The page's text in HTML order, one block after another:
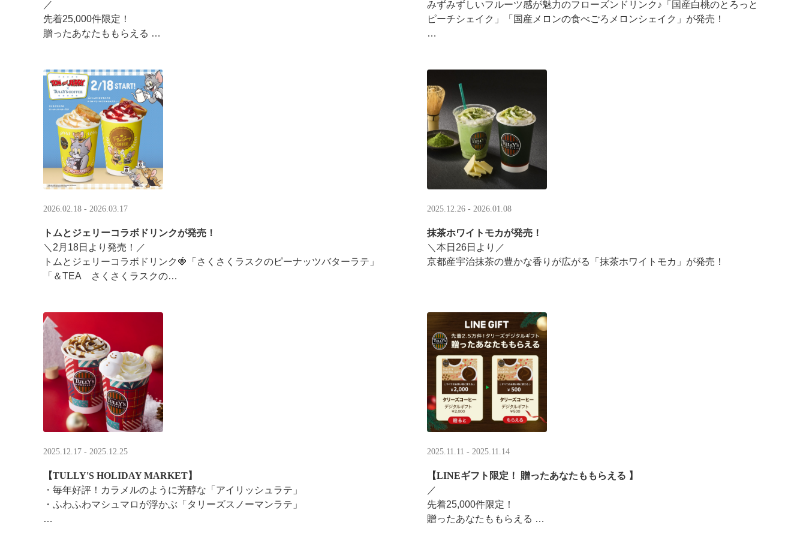
／ ​
先着25,000件限定！​
贈ったあなたももらえる ​
LINEギフト限定！タリーズデジタルギフト2,000円分を贈ると、自分も500円
分のデジタルギフトがもらえるキャンペーンがスタ ···
みずみずしいフルーツ感が魅力のフローズンドリンク♪「国産白桃のとろっと
ピーチシェイク」「国産メロンの食べごろメロンシェイク」が発売！
2026.02.18 - 2026.03.17
トムとジェリーコラボドリンクが発売！
＼2月18日より発売！／
トムとジェリーコラボドリンク🍓「さくさくラスクのピーナッツバターラテ」
「＆TEA さくさくラスクの
2025.12.26 - 2026.01.08
抹茶ホワイトモカが発売！
＼本日26日より／
京都産宇治抹茶の豊かな香りが広がる「抹茶ホワイトモカ」が発売！
2025.12.17 - 2025.12.25
【TULLY'S HOLIDAY MARKET】
・毎年好評！カラメルのように芳醇な「アイリッシュラテ」
・ふわふわマシュマロが浮かぶ「タリーズスノーマンラテ」
2025.11.11 - 2025.11.14
【LINEギフト限定！ 贈ったあなたももらえる ​】
／ ​
先着25,000件限定！​
贈ったあなたももらえる ​